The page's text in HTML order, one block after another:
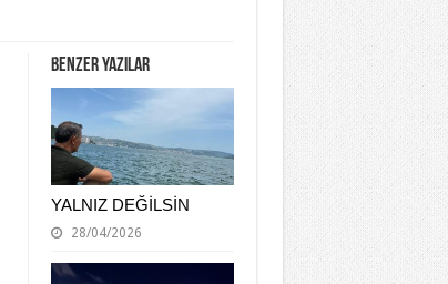
Benzer yazılar
YALNIZ DEĞİLSİN
28/04/2026